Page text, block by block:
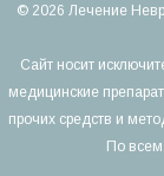
© 2026 Лечение
Сайт носит
медицинские
прочих средств и
По